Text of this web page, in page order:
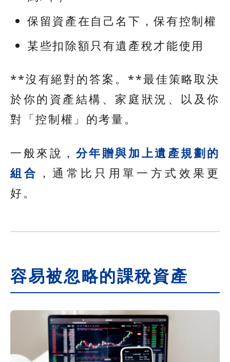
保留資產在自己名下，保有控制權
某些扣除額只有遺產稅才能使用
**沒有絕對的答案。**最佳策略取決
於你的資產結構、家庭狀況、以及你
對「控制權」的考量。
一般來說， 分年贈與加上遺產規劃的
組合 ，通常比只用單一方式效果更
好。
容易被忽略的課稅資產